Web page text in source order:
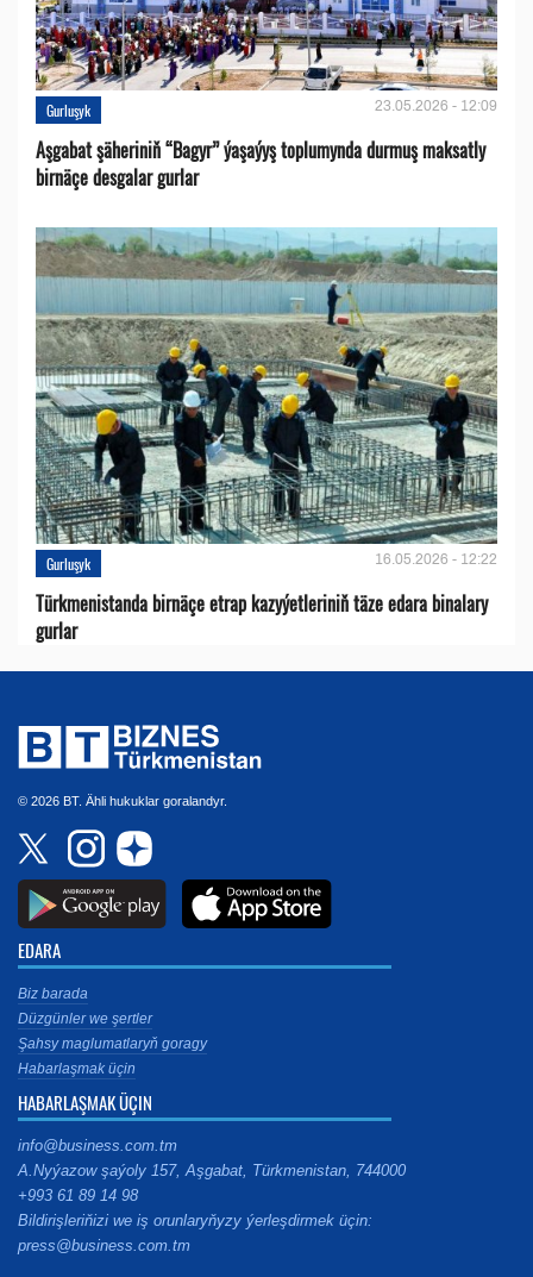
Gurluşyk 23.05.2026 - 12:09
Aşgabat şäheriniň “Bagyr” ýaşaýyş toplumynda durmuş maksatly
birnäçe desgalar gurlar
Gurluşyk 16.05.2026 - 12:22
Türkmenistanda birnäçe etrap kazyýetleriniň täze edara binalary
gurlar
© 2026 BT. Ähli hukuklar goralandyr.
EDARA
Biz barada
Düzgünler we şertler
Şahsy maglumatlaryň goragy
Habarlaşmak üçin
HABARLAŞMAK ÜÇIN
info@business.com.tm
A.Nyýazow şaýoly 157, Aşgabat, Türkmenistan, 744000
+993 61 89 14 98
Bildirişleriňizi we iş orunlaryňyzy ýerleşdirmek üçin:
press@business.com.tm